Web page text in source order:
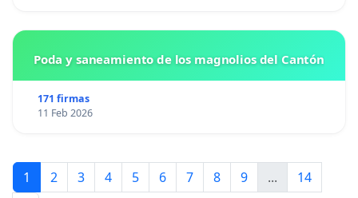
Poda y saneamiento de los magnolios del Cantón
171 firmas
11 Feb 2026
1 2 3 4 5 6 7 8 9 ...
14